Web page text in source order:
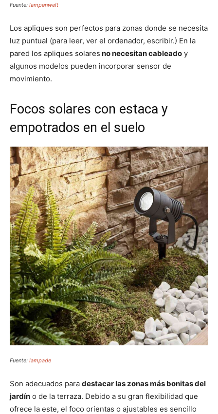
Fuente: lampenwelt
Los apliques son perfectos para zonas donde se necesita
luz puntual (para leer, ver el ordenador, escribir.) En la
pared los apliques solares no necesitan cableado y
algunos modelos pueden incorporar sensor de
movimiento.
Focos solares con estaca y
empotrados en el suelo
Fuente: lampade
Son adecuados para destacar las zonas más bonitas del
jardín o de la terraza. Debido a su gran flexibilidad que
ofrece la este, el foco orientas o ajustables es sencillo